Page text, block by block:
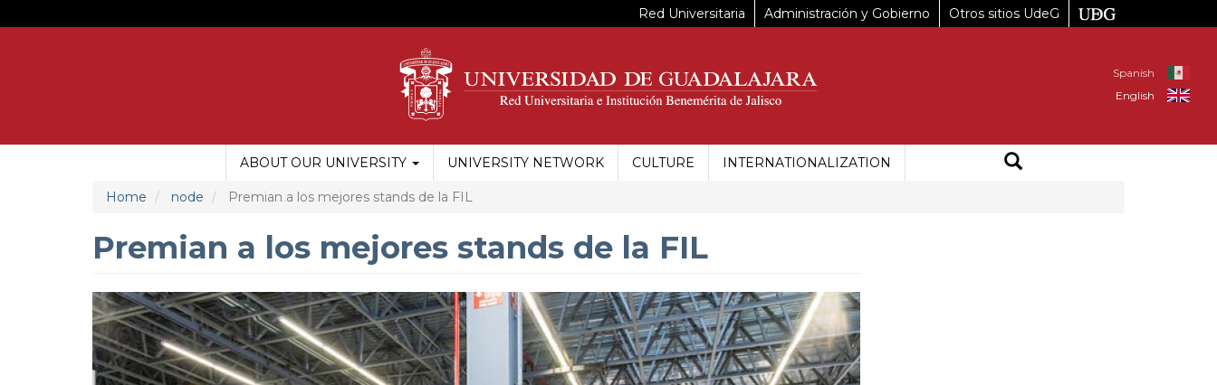
to
Red Universitaria Administración y Gobierno Otros sitios UdeG
Spanish
English
MAIN
MENU
UDG
ABOUT OUR UNIVERSITY UNIVERSITY NETWORK CULTURE INTERNATIONALIZATION
Home node Premian a los mejores stands de la FIL
Premian a los mejores stands de la FIL